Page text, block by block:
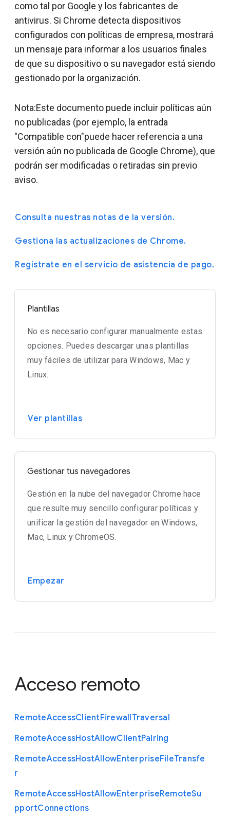
como tal por Google y los fabricantes de
antivirus. Si Chrome detecta dispositivos
configurados con políticas de empresa, mostrará
un mensaje para informar a los usuarios finales
de que su dispositivo o su navegador está siendo
gestionado por la organización.
Nota:Este documento puede incluir políticas aún
no publicadas (por ejemplo, la entrada
"Compatible con"puede hacer referencia a una
versión aún no publicada de Google Chrome), que
podrán ser modificadas o retiradas sin previo
aviso.
Consulta nuestras notas de la versión.
Gestiona las actualizaciones de Chrome.
Regístrate en el servicio de asistencia de pago.
Plantillas
No es necesario configurar manualmente estas
opciones. Puedes descargar unas plantillas
muy fáciles de utilizar para Windows, Mac y
Linux.
Ver plantillas
Gestionar tus navegadores
Gestión en la nube del navegador Chrome hace
que resulte muy sencillo configurar políticas y
unificar la gestión del navegador en Windows,
Mac, Linux y ChromeOS.
Empezar
Acceso remoto
RemoteAccessClientFirewallTraversal
RemoteAccessHostAllowClientPairing
RemoteAccessHostAllowEnterpriseFileTransfe
r
RemoteAccessHostAllowEnterpriseRemoteSu
pportConnections